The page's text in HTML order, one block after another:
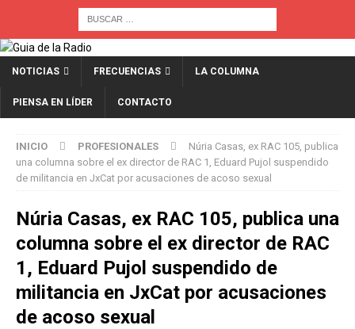
NOTICIAS FRECUENCIAS LA COLUMNA
PIENSA EN LÍDER CONTACTO
INICIO PROFESIONALES
Núria Casas, ex RAC 105, publica
una columna sobre el ex director de RAC 1, Eduard Pujol suspendido
de militancia en JxCat por acusaciones de acoso sexual
Núria Casas, ex RAC 105, publica una
columna sobre el ex director de RAC
1, Eduard Pujol suspendido de
militancia en JxCat por acusaciones
de acoso sexual